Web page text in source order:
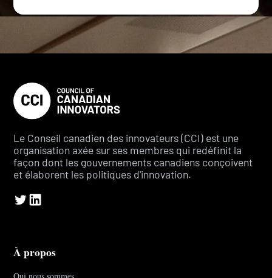
Le Conseil canadien des innovateurs (CCI) est une
organisation axée sur ses membres qui redéfinit la
façon dont les gouvernements canadiens conçoivent
et élaborent les politiques d'innovation.
À propos